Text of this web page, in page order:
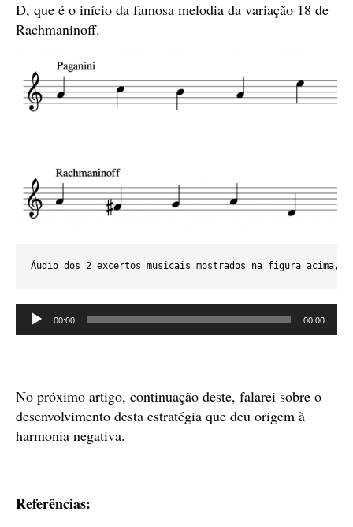
D, que é o início da famosa melodia da variação 18 de
Rachmaninoff.
Áudio dos 2 excertos musicais mostrados na figura acima,
Tocador
de
00:00 00:00
No próximo artigo, continuação deste, falarei sobre o
desenvolvimento desta estratégia que deu origem à
harmonia negativa.
Referências: